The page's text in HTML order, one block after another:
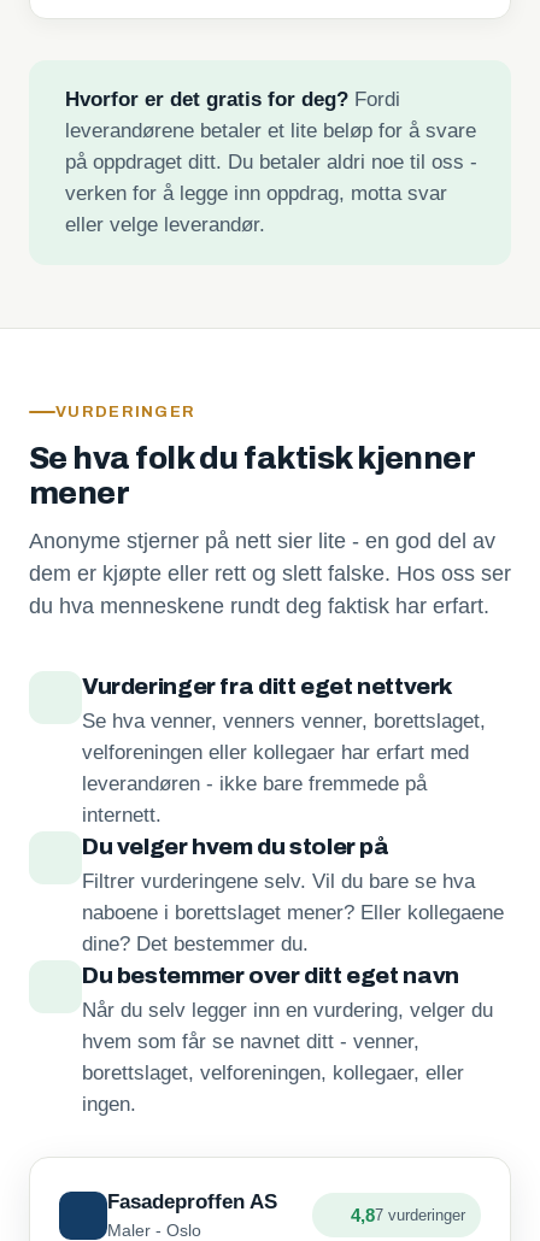
Hvorfor er det gratis for deg?Fordi
leverandørene betaler et lite beløp for å svare
på oppdraget ditt. Du betaler aldri noe til oss -
verken for å legge inn oppdrag, motta svar
eller velge leverandør.
VURDERINGER
Se hva folk du faktisk kjenner
mener
Anonyme stjerner på nett sier lite - en god del av
dem er kjøpte eller rett og slett falske. Hos oss ser
du hva menneskene rundt deg faktisk har erfart.
Vurderinger fra ditt eget nettverk
Se hva venner, venners venner, borettslaget,
velforeningen eller kollegaer har erfart med
leverandøren - ikke bare fremmede på
internett.
Du velger hvem du stoler på
Filtrer vurderingene selv. Vil du bare se hva
naboene i borettslaget mener? Eller kollegaene
dine? Det bestemmer du.
Du bestemmer over ditt eget navn
Når du selv legger inn en vurdering, velger du
hvem som får se navnet ditt - venner,
borettslaget, velforeningen, kollegaer, eller
ingen.
Fasadeproffen AS
Maler - Oslo
4,87 vurderinger